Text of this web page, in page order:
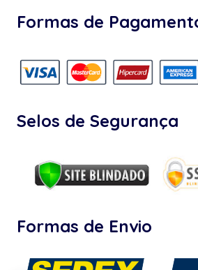
Formas de
Selos de Segurança
Formas de Envio